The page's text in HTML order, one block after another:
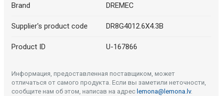
Brand DREMEC
Supplier's product code DR8G4012.6X4.3B
Product ID U-167866
Информация, предоставленная поставщиком, может
отличаться от самого продукта. Если вы заметили неточности,
сообщите нам об этом, написав на адрес lemona@lemona.lv.